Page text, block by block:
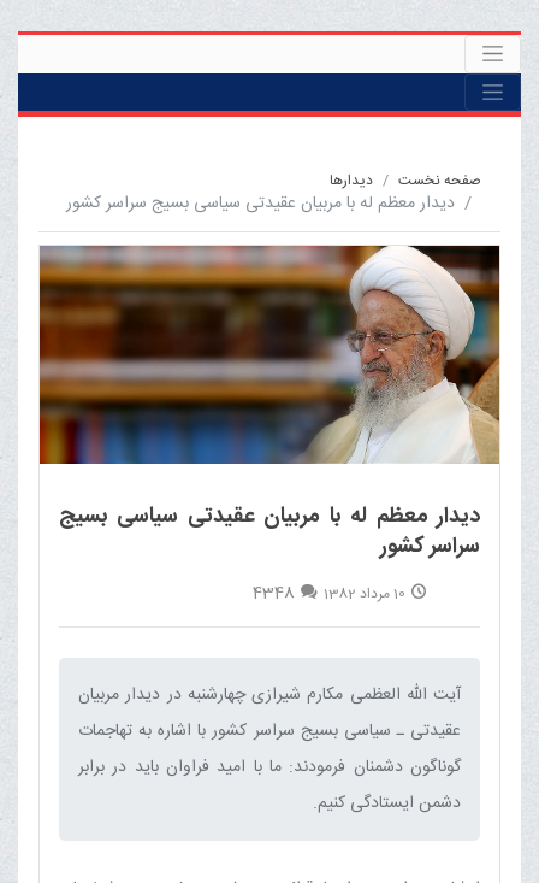
صفحه نخست ديدارها
دیدار معظم له با مربیان عقیدتی سیاسی بسیج سراسر کشور
دیدار معظم له با مربیان عقیدتی سیاسی بسیج
سراسر کشور
10 مرداد 1382 4348
آیت الله العظمی مکارم شیرازی چهارشنبه در دیدار مربیان
عقیدتی ـ سیاسی بسیج سراسر کشور با اشاره به تهاجمات
گوناگون دشمنان فرمودند: ما با امید فراوان باید در برابر
دشمن ایستادگی کنیم.‌